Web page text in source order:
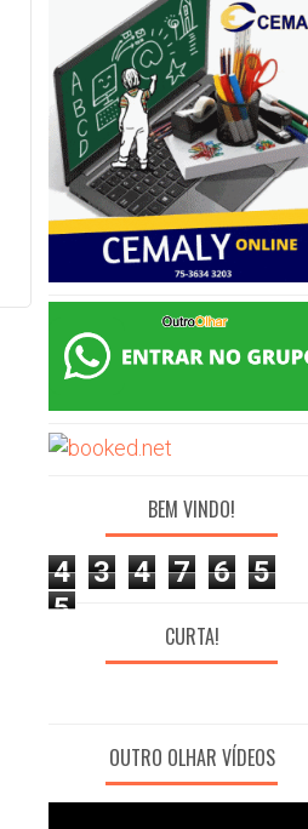
BEM VINDO!
4 3 4 7 6
5
5
CURTA!
OUTRO OLHAR VÍDEOS